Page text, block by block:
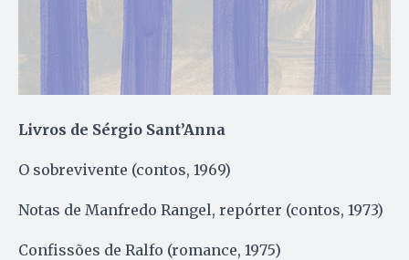
Livros de Sérgio Sant’Anna
O sobrevivente (contos, 1969)
Notas de Manfredo Rangel, repórter (contos, 1973)
Confissões de Ralfo (romance, 1975)